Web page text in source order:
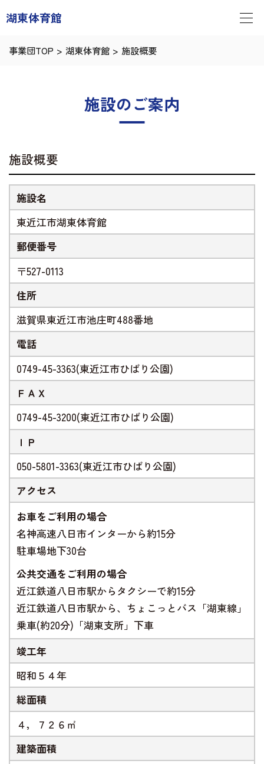
湖東体育館
事業団TOP > 湖東体育館 > 施設概要
施設のご案内
施設概要
施設名
東近江市湖東体育館
郵便番号
〒527-0113
住所
滋賀県東近江市池庄町488番地
電話
0749-45-3363(東近江市ひばり公園)
ＦＡＸ
0749-45-3200(東近江市ひばり公園)
ＩＰ
050-5801-3363(東近江市ひばり公園)
アクセス
お車をご利用の場合
名神高速八日市インターから約15分
駐車場地下30台
公共交通をご利用の場合
近江鉄道八日市駅からタクシーで約15分
近江鉄道八日市駅から、ちょこっとバス「湖東線」
乗車(約20分)「湖東支所」下車
竣工年
昭和５４年
総面積
４，７２６㎡
建築面積